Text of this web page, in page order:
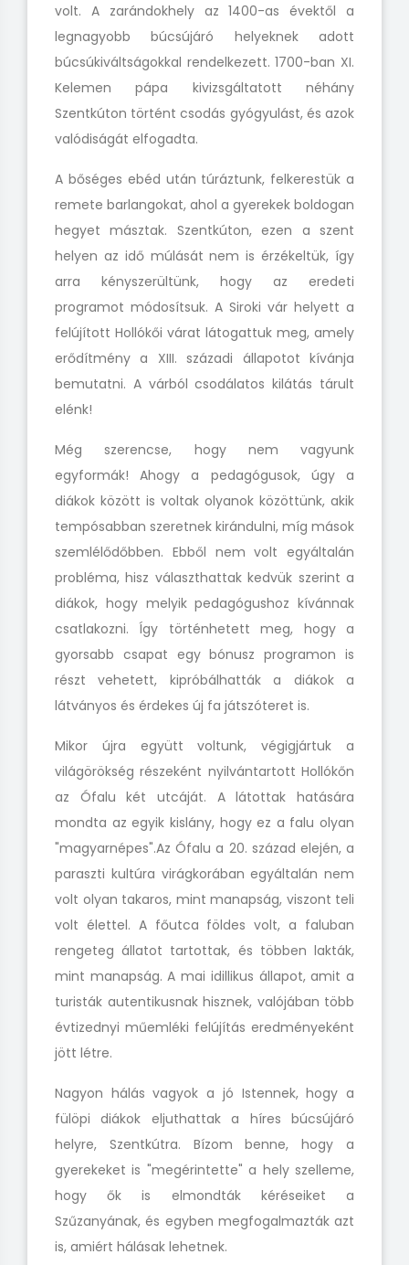
volt. A zarándokhely az 1400-as évektől a
legnagyobb búcsújáró helyeknek adott
búcsúkiváltságokkal rendelkezett. 1700-ban XI.
Kelemen pápa kivizsgáltatott néhány
Szentkúton történt csodás gyógyulást, és azok
valódiságát elfogadta.
A bőséges ebéd után túráztunk, felkerestük a
remete barlangokat, ahol a gyerekek boldogan
hegyet másztak. Szentkúton, ezen a szent
helyen az idő múlását nem is érzékeltük, így
arra kényszerültünk, hogy az eredeti
programot módosítsuk. A Siroki vár helyett a
felújított Hollókői várat látogattuk meg, amely
erődítmény a XIII. századi állapotot kívánja
bemutatni. A várból csodálatos kilátás tárult
elénk!
Még szerencse, hogy nem vagyunk
egyformák! Ahogy a pedagógusok, úgy a
diákok között is voltak olyanok közöttünk, akik
tempósabban szeretnek kirándulni, míg mások
szemlélődőbben. Ebből nem volt egyáltalán
probléma, hisz választhattak kedvük szerint a
diákok, hogy melyik pedagógushoz kívánnak
csatlakozni. Így történhetett meg, hogy a
gyorsabb csapat egy bónusz programon is
részt vehetett, kipróbálhatták a diákok a
látványos és érdekes új fa játszóteret is.
Mikor újra együtt voltunk, végigjártuk a
világörökség részeként nyilvántartott Hollókőn
az Ófalu két utcáját. A látottak hatására
mondta az egyik kislány, hogy ez a falu olyan
"magyarnépes".Az Ófalu a 20. század elején, a
paraszti kultúra virágkorában egyáltalán nem
volt olyan takaros, mint manapság, viszont teli
volt élettel. A főutca földes volt, a faluban
rengeteg állatot tartottak, és többen lakták,
mint manapság. A mai idillikus állapot, amit a
turisták autentikusnak hisznek, valójában több
évtizednyi műemléki felújítás eredményeként
jött létre.
Nagyon hálás vagyok a jó Istennek, hogy a
fülöpi diákok eljuthattak a híres búcsújáró
helyre, Szentkútra. Bízom benne, hogy a
gyerekeket is "megérintette" a hely szelleme,
hogy ők is elmondták kéréseiket a
Szűzanyának, és egyben megfogalmazták azt
is, amiért hálásak lehetnek.